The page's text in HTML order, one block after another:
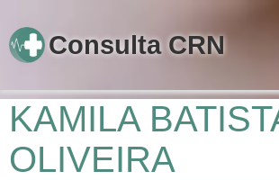
Consulta CRN
KAMILA
OLIVEIRA